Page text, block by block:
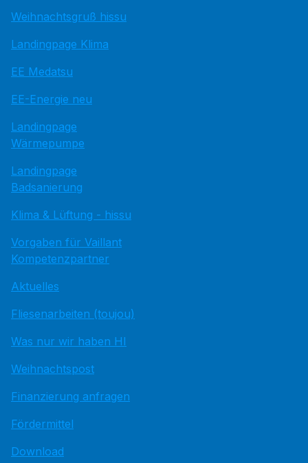
Weihnachtsgruß hissu
Landingpage Klima
EE Medatsu
EE-Energie neu
Landingpage
Wärmepumpe
Landingpage
Badsanierung
Klima & Lüftung - hissu
Vorgaben für Vaillant
Kompetenzpartner
Aktuelles
Fliesenarbeiten (toujou)
Was nur wir haben HI
Weihnachtspost
Finanzierung anfragen
Fördermittel
Download